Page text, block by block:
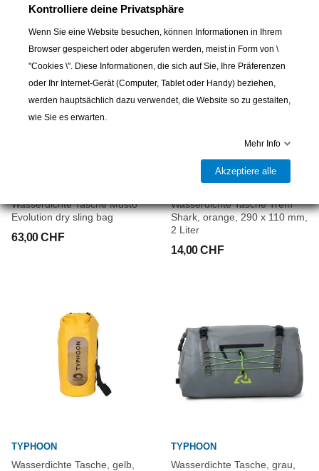
Wasserdichte Tasche Musto
Evolution dry sling bag
63,00 CHF
Wasserdichte Tasche Trem
Shark, orange, 290 x 110 mm,
2 Liter
14,00 CHF
TYPHOON
Wasserdichte Tasche, gelb,
TYPHOON
Wasserdichte Tasche, grau,
Kontrolliere deine Privatsphäre
Wenn Sie eine Website besuchen, können Informationen in Ihrem
Browser gespeichert oder abgerufen werden, meist in Form von \
"Cookies \". Diese Informationen, die sich auf Sie, Ihre Präferenzen
oder Ihr Internet-Gerät (Computer, Tablet oder Handy) beziehen,
werden hauptsächlich dazu verwendet, die Website so zu gestalten,
wie Sie es erwarten.
Mehr Info
Akzeptiere alle